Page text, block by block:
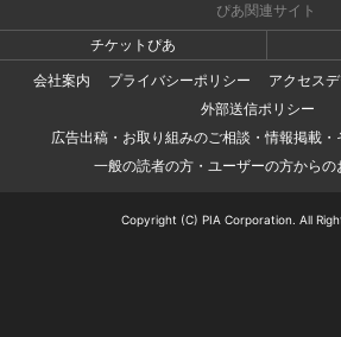
ぴあ関連サイト
チケットぴあ
会社案内
プライバシーポリシー
アクセス
外部送信ポリシー
広告出稿・お取り組みのご相談・情報掲載
一般の読者の方・ユーザーの方からの
Copyright (C) PIA Corporation. All